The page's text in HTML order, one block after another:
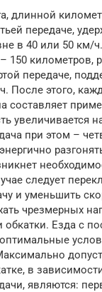
длинной
передаче,
в 40 или 50 км/
150 километров,
передаче,
После этого,
составляет
увеличивается
при этом –
следует
и уменьшить
чрезмерных
обкатки. Езда с
в
являются: